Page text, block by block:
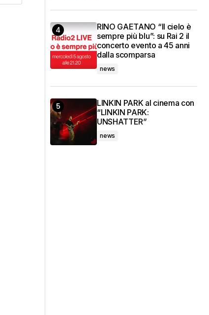
RINO GAETANO “Il cielo è
sempre più blu”: su Rai 2 il
concerto evento a 45 anni
dalla scomparsa
news
LINKIN PARK al cinema con
“LINKIN PARK:
UNSHATTER”
news